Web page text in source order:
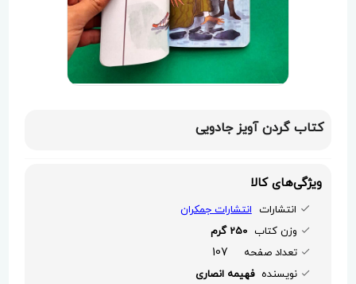
کتاب گردن آویز جادویی
ویژگی‌های کالا
انتشارات انتشارات جمکران
وزن کتاب 250 گرم
تعداد صفحه
107
نویسنده فهیمه انصاری